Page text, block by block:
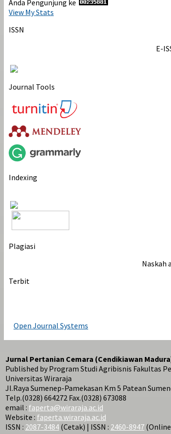
Anda Pengunjung ke
View My Stats
ISSN
E-
Journal Tools
Indexing
Plagiasi
Naskah
Terbit
Open Journal Systems
Jurnal Pertanian Cemara (Cendikiawan
Published by Program Studi Agribisnis Fakultas
Universitas Wiraraja
Jl.Raya Sumenep-Pamekasan Km 5 Patean
Telp.(0328) 664272 Fax.(0328) 673088
email : faperta@wiraraja.ac.id
Website : faperta.wiraraja.ac.id
ISSN : 2087-3484 (Cetak) | ISSN : 2460-8947